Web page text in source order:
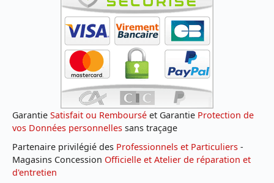
Garantie Satisfait ou Remboursé et Garantie Protection de
vos Données personnelles sans traçage
Partenaire privilégié des Professionnels et Particuliers -
Magasins Concession Officielle et Atelier de réparation et
d'entretien